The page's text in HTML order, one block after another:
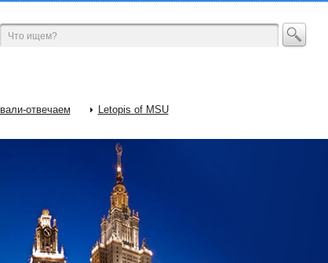
отвечаем Letopis of MSU